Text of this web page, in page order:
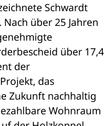
Schwardt
über 25 Jahren
über 17,4
der
das
Zukunft nachhaltig
Wohnraum